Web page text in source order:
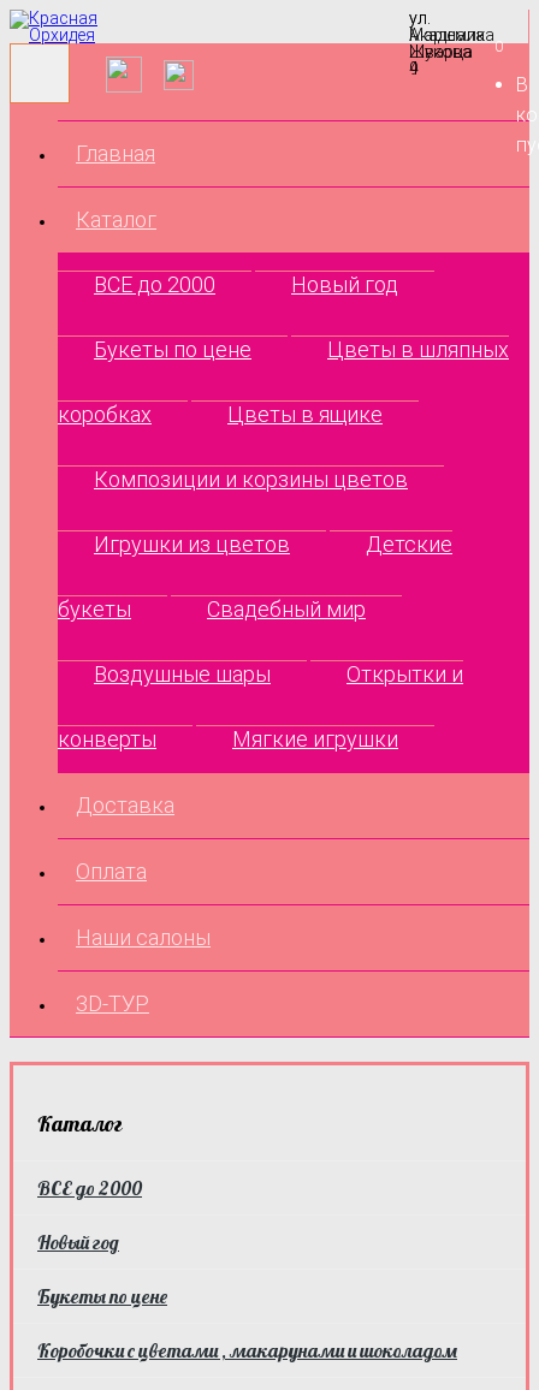
ул.
Маршала
Жукова
9
ул.
Академика
Шварца
4
0
В
Главная
Каталог
ВСЕ до 2000 Новый год
Букеты по цене Цветы в шляпных
коробках Цветы в ящике
Композиции и корзины цветов
Игрушки из цветов Детские
букеты Свадебный мир
Воздушные шары Открытки и
конверты Мягкие игрушки
Доставка
Оплата
Наши салоны
3D-ТУР
Каталог
ВСЕ до 2000
Новый год
Букеты по цене
Коробочки с цветами , макарунами и шоколадом